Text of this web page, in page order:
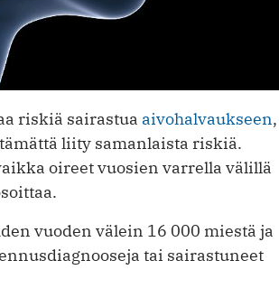
riskiä sairastua aivohalvaukseen,
liity samanlaista riskiä.
oireet vuosien varrella välillä
vuoden välein 16 000 miestä ja
tai sairastuneet